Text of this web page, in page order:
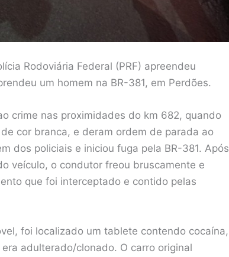
Rodoviária Federal (PRF) apreendeu
um homem na BR-381, em Perdões.
crime nas proximidades do km 682, quando
cor branca, e deram ordem de parada ao
dos policiais e iniciou fuga pela BR-381. Após
veículo, o condutor freou bruscamente e
que foi interceptado e contido pelas
foi localizado um tablete contendo cocaína,
adulterado/clonado. O carro original